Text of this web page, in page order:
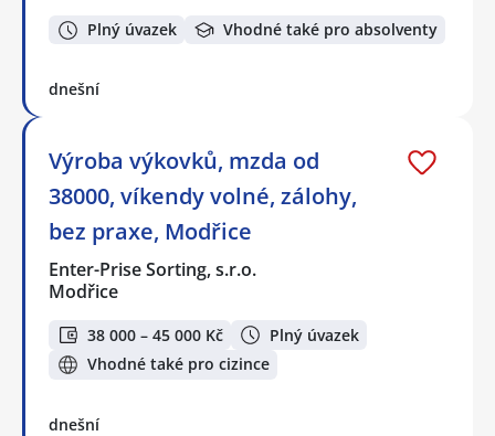
Plný úvazek Vhodné také pro absolventy
dnešní
Výroba výkovků, mzda od
38000, víkendy volné, zálohy,
bez praxe, Modřice
Enter-Prise Sorting, s.r.o.
Modřice
38 000 – 45 000 Kč
Plný úvazek
Vhodné také pro cizince
dnešní